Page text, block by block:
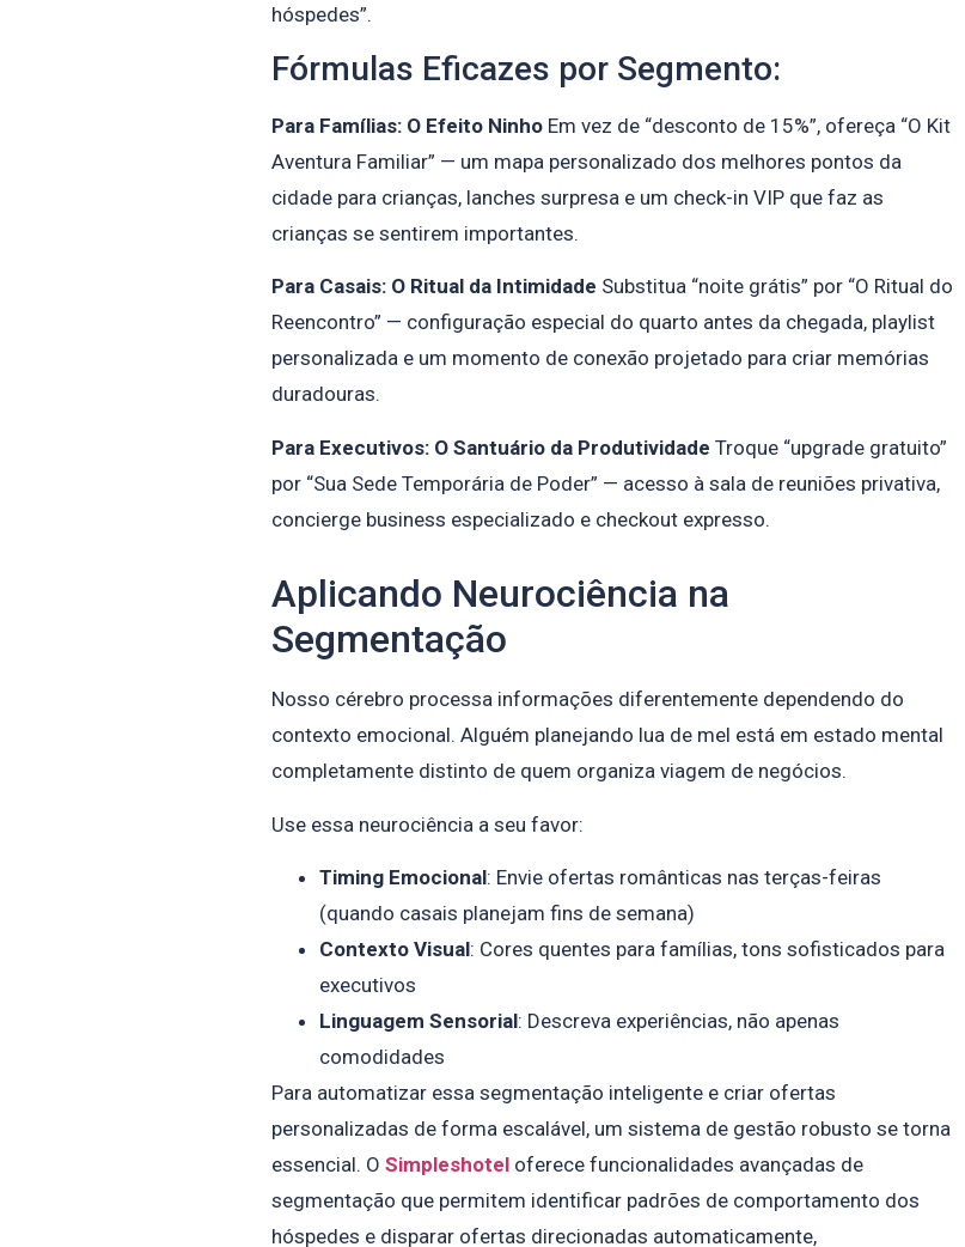
hóspedes”.
Fórmulas Eficazes por Segmento:
Para Famílias: O Efeito NinhoEm vez de “desconto de 15%”, ofereça “O Kit
Aventura Familiar” — um mapa personalizado dos melhores pontos da
cidade para crianças, lanches surpresa e um check-in VIP que faz as
crianças se sentirem importantes.
Para Casais: O Ritual da Intimidade Substitua “noite grátis” por “O Ritual do
Reencontro” — configuração especial do quarto antes da chegada, playlist
personalizada e um momento de conexão projetado para criar memórias
duradouras.
Para Executivos: O Santuário da Produtividade Troque “upgrade gratuito”
por “Sua Sede Temporária de Poder” — acesso à sala de reuniões privativa,
concierge business especializado e checkout expresso.
Aplicando Neurociência na
Segmentação
Nosso cérebro processa informações diferentemente dependendo do
contexto emocional. Alguém planejando lua de mel está em estado mental
completamente distinto de quem organiza viagem de negócios.
Use essa neurociência a seu favor:
Timing Emocional: Envie ofertas românticas nas terças-feiras
(quando casais planejam fins de semana)
Contexto Visual: Cores quentes para famílias, tons sofisticados para
executivos
Linguagem Sensorial: Descreva experiências, não apenas
comodidades
Para automatizar essa segmentação inteligente e criar ofertas
personalizadas de forma escalável, um sistema de gestão robusto se torna
essencial. O Simpleshoteloferece funcionalidades avançadas de
segmentação que permitem identificar padrões de comportamento dos
hóspedes e disparar ofertas direcionadas automaticamente,